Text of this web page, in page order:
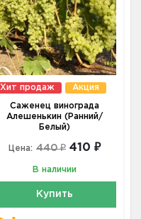
Хит продаж Акция
Саженец винограда
Алешенькин (Ранний/
Белый)
Цена: 440 ₽ 410 ₽
В наличии
Купить